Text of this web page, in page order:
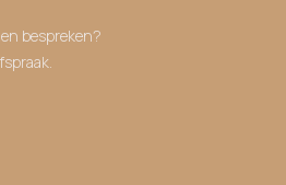
bespreken?